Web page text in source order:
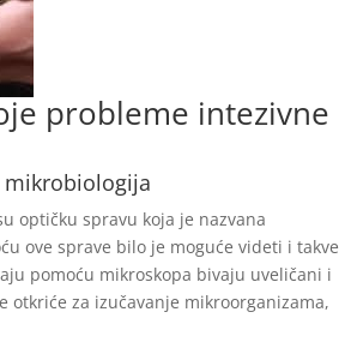
probleme intezivne
mikrobiologija
optičku spravu koja je nazvana
ove sprave bilo je moguće videti i takve
pomoću mikroskopa bivaju uveličani i
otkriće za izučavanje mikroorganizama,